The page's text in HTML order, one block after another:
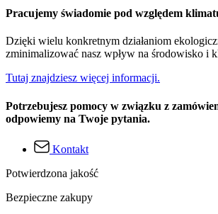
Pracujemy świadomie pod względem
Dzięki wielu konkretnym działaniom
zminimalizować nasz wpływ na środowisko i
Tutaj znajdziesz więcej informacji.
Potrzebujesz pomocy w związku z
odpowiemy na Twoje pytania.
Kontakt
Potwierdzona jakość
Bezpieczne zakupy